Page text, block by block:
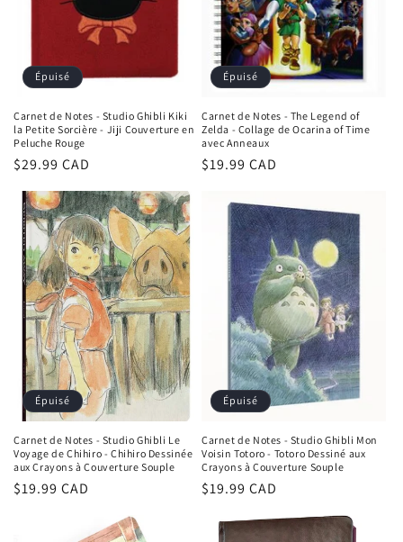
Épuisé
Carnet de Notes - Studio Ghibli Kiki
la Petite Sorcière - Jiji Couverture en
Peluche Rouge
Prix
$29.99 CAD
Épuisé
Carnet de Notes - The Legend of
Zelda - Collage de Ocarina of Time
avec Anneaux
Prix
$19.99 CAD
Épuisé
Carnet de Notes - Studio Ghibli Le
Voyage de Chihiro - Chihiro Dessinée
aux Crayons à Couverture Souple
Prix
$19.99 CAD
Épuisé
Carnet de Notes - Studio Ghibli Mon
Voisin Totoro - Totoro Dessiné aux
Crayons à Couverture Souple
Prix
$19.99 CAD